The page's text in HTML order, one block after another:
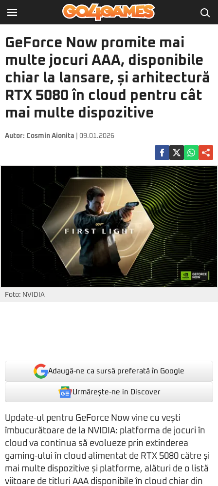
GeForce Now promite mai
multe jocuri AAA, disponibile
chiar la lansare, și arhitectură
RTX 5080 în cloud pentru cât
mai multe dispozitive
Autor: Cosmin Aionita | 09.01.2026
Foto: NVIDIA
Adaugă-ne ca sursă preferată în Google
Urmărește-ne in Discover
Update-ul pentru GeForce Now vine cu vești
îmbucurătoare de la NVIDIA: platforma de jocuri în
cloud va continua să evolueze prin extinderea
gaming-ului în cloud alimentat de RTX 5080 către și
mai multe dispozitive și platforme, alături de o listă
viitoare de titluri AAA disponibile în cloud chiar din